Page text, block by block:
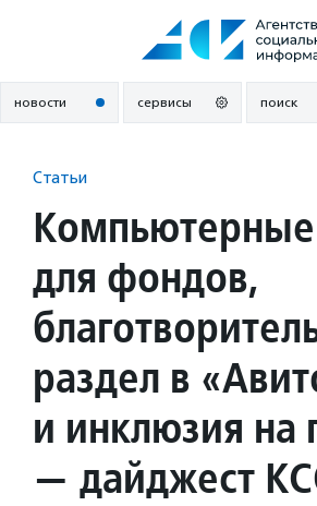
новости сервисы поиск
Статьи
для фондов,
раздел в
и инклюзия на
— дайджест